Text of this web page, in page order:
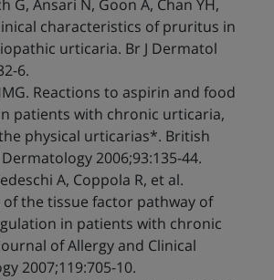
G, Ansari N, Goon A, Chan YH,
characteristics of pruritus in
urticaria. Br J Dermatol
6.
Reactions to aspirin and food
patients with chronic urticaria,
physical urticarias*. British
2006;93:135-44.
A, Coppola R, et al.
the tissue factor pathway of
in patients with chronic
of Allergy and Clinical
2007;119:705-10.